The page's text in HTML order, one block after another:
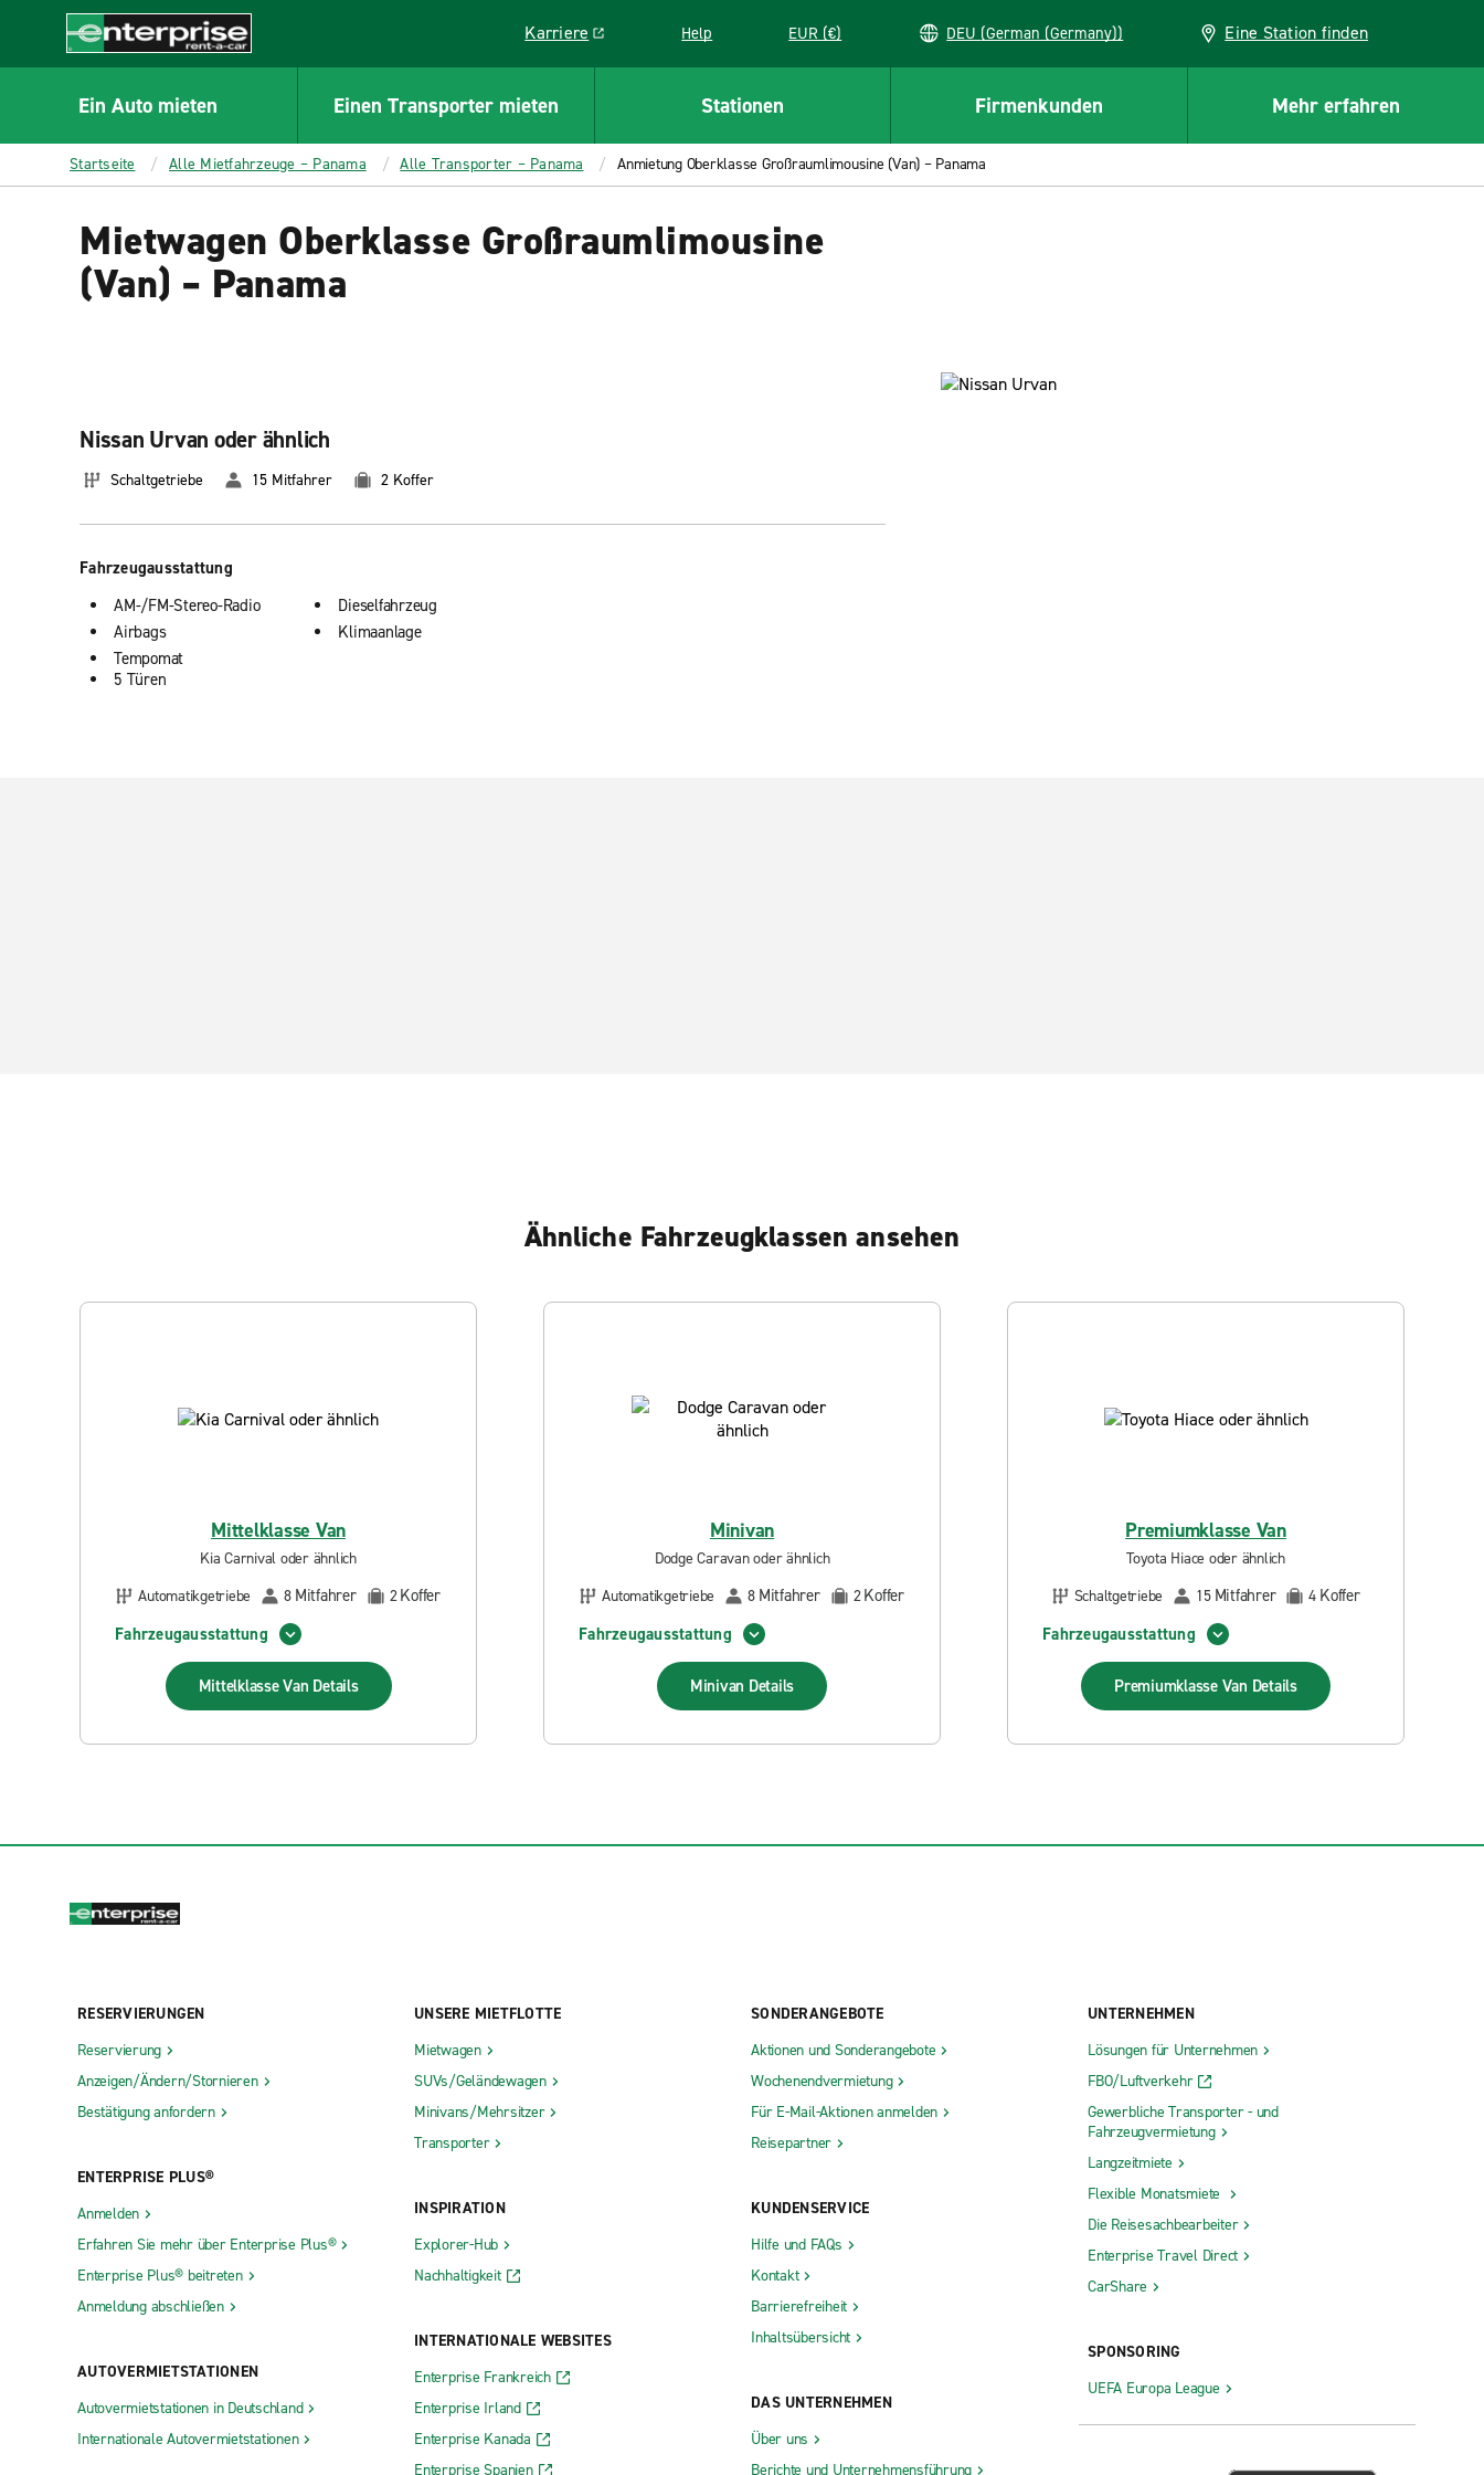
CONTENT
Enterprise
Karriere
Link opens in a new window
Help EUR (€) DEU (German (Germany)) Eine Station finden
Ein Auto mieten Einen Transporter mieten Stationen Firmenkunden Mehr erfahren
Startseite Alle Mietfahrzeuge – Panama Alle Transporter – Panama Anmietung Oberklasse Großraumlimousine (Van) – Panama
Mietwagen Oberklasse Großraumlimousine
(Van) – Panama
Nissan Urvan oder ähnlich
Schaltgetriebe 15 Mitfahrer 2 Koffer
Fahrzeugausstattung
AM-/FM-Stereo-Radio
Airbags
Tempomat
Dieselfahrzeug
Klimaanlage
5 Türen
Ähnliche Fahrzeugklassen ansehen
Mittelklasse Van
Kia Carnival oder ähnlich
Automatikgetriebe
8 Mitfahrer 2Koffer
Fahrzeugausstattung
Mittelklasse Van Details
Minivan
Dodge Caravan oder ähnlich
Automatikgetriebe
8 Mitfahrer 2Koffer
Fahrzeugausstattung
Minivan Details
Premiumklasse Van
Toyota Hiace oder ähnlich
Schaltgetriebe
15 Mitfahrer 4 Koffer
Fahrzeugausstattung
Premiumklasse Van Details
RESERVIERUNGEN
Reservierung
Anzeigen/Ändern/Stornieren
Bestätigung anfordern
ENTERPRISE PLUS®
Anmelden
Erfahren Sie mehr über Enterprise Plus®
Enterprise Plus® beitreten
Anmeldung abschließen
AUTOVERMIETSTATIONEN
Autovermietstationen in Deutschland
Internationale Autovermietstationen
UNSERE MIETFLOTTE
Mietwagen
SUVs/Geländewagen
Minivans/Mehrsitzer
Transporter
INSPIRATION
Explorer-Hub
Nachhaltigkeit
INTERNATIONALE WEBSITES
Enterprise Frankreich
Enterprise Irland
Enterprise Kanada
Enterprise Spanien
SONDERANGEBOTE
Aktionen und Sonderangebote
Wochenendvermietung
Für E-Mail-Aktionen anmelden
Reisepartner
KUNDENSERVICE
Hilfe und FAQs
Kontakt
Barrierefreiheit
Inhaltsübersicht
DAS UNTERNEHMEN
Über uns
Berichte und Unternehmensführung
UNTERNEHMEN
Lösungen für Unternehmen
FBO/Luftverkehr
Gewerbliche Transporter - und
Fahrzeugvermietung
Langzeitmiete
Flexible Monatsmiete
Die Reisesachbearbeiter
Enterprise Travel Direct
CarShare
SPONSORING
UEFA Europa League